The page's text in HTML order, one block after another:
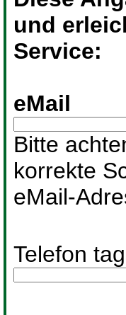
und
Service:
eMail
Bitte
korrekte
eMail-
Telefon